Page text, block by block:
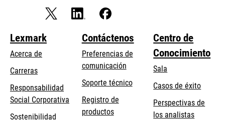
Lexmark
Acerca de
Carreras
Responsabilidad
Social Corporativa
abre
Sostenibilidad
Contáctenos
Preferencias de
comunicación
Soporte técnicose
Registro de
productos
Centro de
Conocimiento
Sala
Casos de éxito
Perspectivas de
los analistas